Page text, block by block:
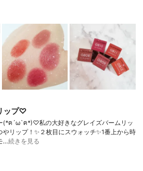
ップ♡
(*ฅ´ω`ฅ*)♡私の大好きなグレイズバームリッ
リップ！✨２枚目にスウォッチ✨1番上から時
…続きを見る